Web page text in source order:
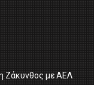
Ζάκυνθος με ΑΕΛ